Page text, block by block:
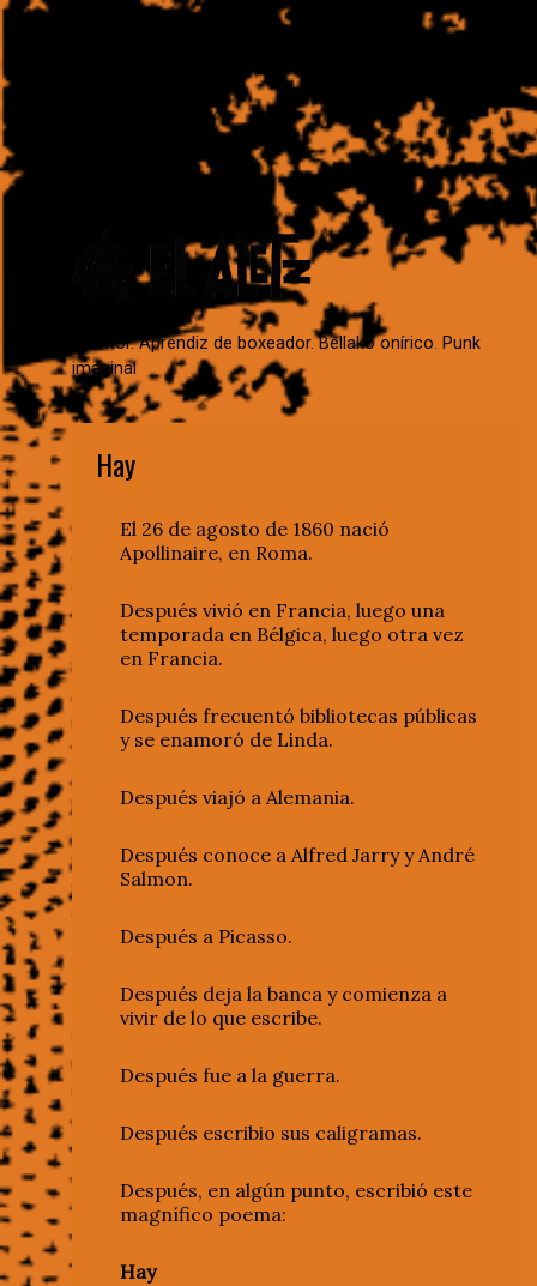
Escritor. Aprendiz de boxeador. Bellako onírico. Punk
imaginal
Hay
El 26 de agosto de 1860 nació
Apollinaire, en Roma.
Después vivió en Francia, luego una
temporada en Bélgica, luego otra vez
en Francia.
Después frecuentó bibliotecas públicas
y se enamoró de Linda.
Después viajó a Alemania.
Después conoce a Alfred Jarry y André
Salmon.
Después a Picasso.
Después deja la banca y comienza a
vivir de lo que escribe.
Después fue a la guerra.
Después escribio sus caligramas.
Después, en algún punto, escribió este
magnífico poema:
Hay